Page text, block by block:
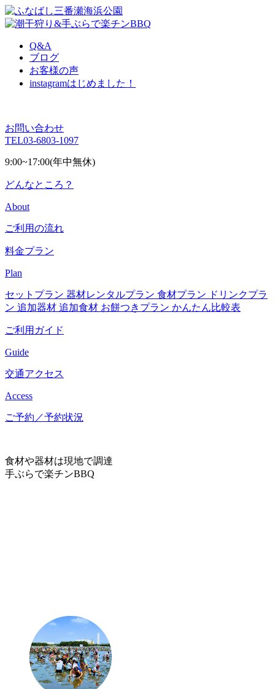
Q&A
ブログ
お客様の声
instagramはじめました！
お問い合わせ
TEL03-6803-1097
9:00~17:00(年中無休)
どんなところ？
About
ご利用の流れ
料金プラン
Plan
セットプラン 器材レンタルプラン 食材プラン ドリンクプラ
ン 追加器材 追加食材 お餅つきプラン かんたん比較表
ご利用ガイド
Guide
交通アクセス
Access
ご予約／予約状況
食材や器材は現地で調達
手ぶらで楽チンBBQ